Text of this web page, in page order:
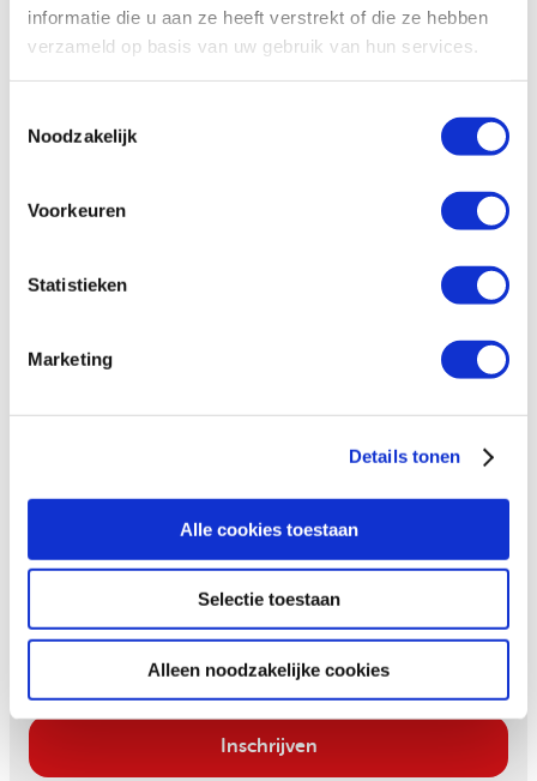
informatie die u aan ze heeft verstrekt of die ze hebben
verzameld op basis van uw gebruik van hun services.
Noodzakelijk
Voorkeuren
Statistieken
Marketing
Details tonen
Alle cookies toestaan
Selectie toestaan
Alleen noodzakelijke cookies
vrouwen in Zimbabwe
Blijf op de hoogte
moedige mensen in je mailbox.
Email
Inschrijven